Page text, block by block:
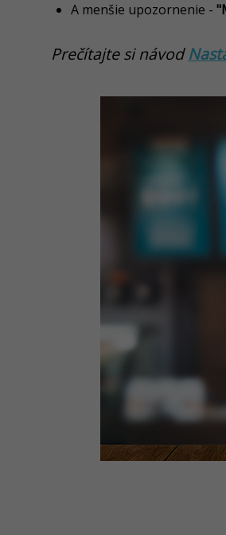
A menšie upozornenie -
Prečítajte si návod